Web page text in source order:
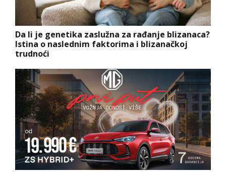
Da li je genetika zaslužna za rađanje blizanaca?
Istina o naslednim faktorima i blizanačkoj
trudnoći